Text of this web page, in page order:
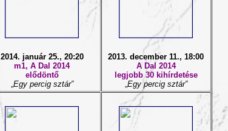
2014. január 25., 20:20
m1, A Dal 2014
elődöntő
„Egy percig sztár”
2013. december 11., 18:00
A Dal 2014
legjobb 30 kihírdetése
„Egy percig sztár”